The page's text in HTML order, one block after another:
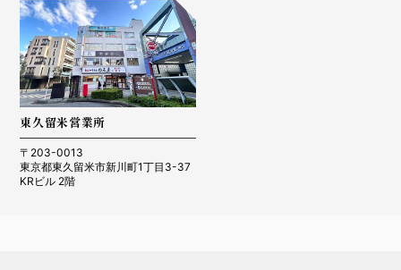
東久留米営業所
〒203-0013
東京都東久留米市新川町1丁目3-37
KRビル 2階